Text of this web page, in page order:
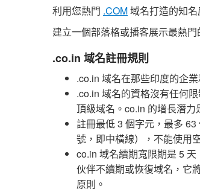
利用您熱門 .COM域名打造的知
建立一個部落格或播客展示最熱
.co.in 域名註冊規則
.co.in 域名在那些印度的企
.co.in 域名的資格沒有任何
頂級域名。co.in 的增長潛力
註冊最低 3 個字元，最多
號，即中橫線），不能使用
co.in 域名續期寬限期是 5
伙伴不續期或恢復域名，它
原則。